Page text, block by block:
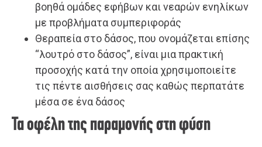
βοηθά ομάδες εφήβων και νεαρών ενηλίκων
με προβλήματα συμπεριφοράς
Θεραπεία στο δάσος, που ονομάζεται επίσης
“λουτρό στο δάσος”, είναι μια πρακτική
προσοχής κατά την οποία χρησιμοποιείτε
τις πέντε αισθήσεις σας καθώς περπατάτε
μέσα σε ένα δάσος
Τα οφέλη της παραμονής στη φύση